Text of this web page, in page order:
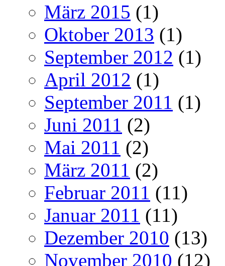
März 2015 (1)
Oktober 2013 (1)
September 2012 (1)
April 2012 (1)
September 2011 (1)
Juni 2011 (2)
Mai 2011 (2)
März 2011 (2)
Februar 2011 (11)
Januar 2011 (11)
Dezember 2010 (13)
November 2010 (12)